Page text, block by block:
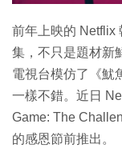
前年上映的 Netflix
集，不只是題材新
電視台模仿了《魷
一樣不錯。近日
Game: The
的感恩節前推出。